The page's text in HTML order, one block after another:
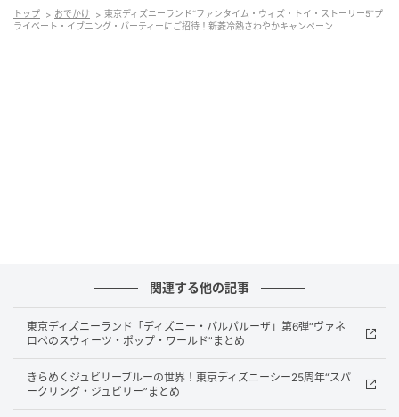
キャンペーンURL：
https://www.shinryo.com/sponsor/cp13/
が招待されるキャンペーンです。
スペシャルイベント「ファンタイム・ウィズ・トイ・
ストーリー5」実施中の東京ディズニーランドを貸切で
楽しむことができる「“ファンタイム・ウィズ・トイ・
ストーリー5”プライベート・イブニング・パーティ
トップ おでかけ
東京ディズニーランド“ファンタイム・ウィズ・トイ・ストーリー5”プ
ライベート・イブニング・パーティーにご招待！新菱冷熱さわやかキャンペーン
関連する他の記事
東京ディズニーランド「ディズニー・パルパルーザ」第6弾“ヴァネ
ロペのスウィーツ・ポップ・ワールド”まとめ
きらめくジュビリーブルーの世界！東京ディズニーシー25周年“スパ
ークリング・ジュビリー”まとめ